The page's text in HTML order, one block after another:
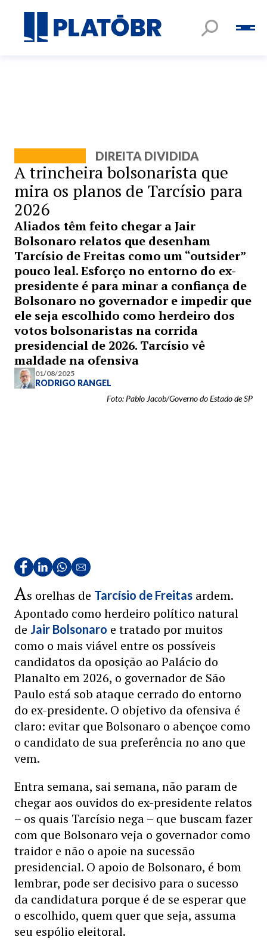
DIREITA DIVIDIDA
A trincheira bolsonarista que
mira os planos de Tarcísio para
2026
Aliados têm feito chegar a Jair
Bolsonaro relatos que desenham
Tarcísio de Freitas como um “outsider”
pouco leal. Esforço no entorno do ex-
presidente é para minar a confiança de
Bolsonaro no governador e impedir que
ele seja escolhido como herdeiro dos
votos bolsonaristas na corrida
presidencial de 2026. Tarcísio vê
maldade na ofensiva
01/08/2025
RODRIGO RANGEL
Foto: Pablo Jacob/Governo do Estado de SP
As orelhas de Tarcísio de Freitas ardem.
Apontado como herdeiro político natural
de Jair Bolsonaro e tratado por muitos
como o mais viável entre os possíveis
candidatos da oposição ao Palácio do
Planalto em 2026, o governador de São
Paulo está sob ataque cerrado do entorno
do ex-presidente. O objetivo da ofensiva é
claro: evitar que Bolsonaro o abençoe como
o candidato de sua preferência no ano que
vem.
Entra semana, sai semana, não param de
chegar aos ouvidos do ex-presidente relatos
– os quais Tarcísio nega – que buscam fazer
com que Bolsonaro veja o governador como
traidor e não o apoie na sucessão
presidencial. O apoio de Bolsonaro, é bom
lembrar, pode ser decisivo para o sucesso
da candidatura porque é de se esperar que
o escolhido, quem quer que seja, assuma
seu espólio eleitoral.